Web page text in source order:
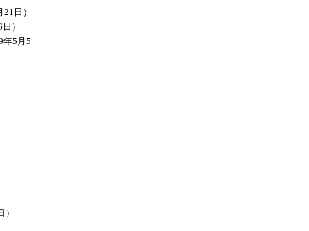
日）
）
5月5